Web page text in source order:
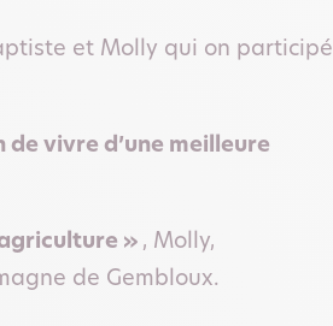
et Molly qui on participé
de vivre d’une meilleure
» , Molly,
de Gembloux.